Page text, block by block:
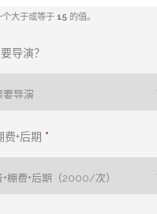
个大于或等于 15 的值。
导演？
费+后期 *